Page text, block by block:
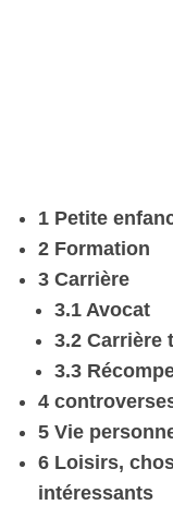
1 Petite
2 Formation
3 Carrière
3.1 Avocat
3.2 Carrière
3.3
4
5 Vie
6 Loisirs,
intéressants